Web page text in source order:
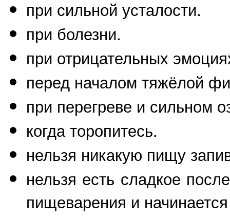
при сильной усталости.
при болезни.
при отрицательных
перед началом тяжёлой
при перегреве и сильном
когда торопитесь.
нельзя никакую пищу
нельзя есть сладкое
пищеварения и